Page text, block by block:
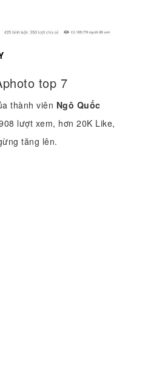
top 7
thành viên Ngô Quốc
lượt xem, hơn 20K Like,
tăng lên.